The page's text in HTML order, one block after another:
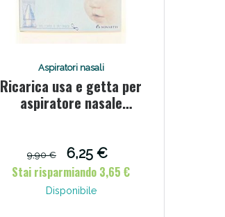
Aspiratori nasali
Ricarica usa e getta per
aspiratore nasale
9,90 €
6,25 €
Stai risparmiando 3,65 €
Disponibile